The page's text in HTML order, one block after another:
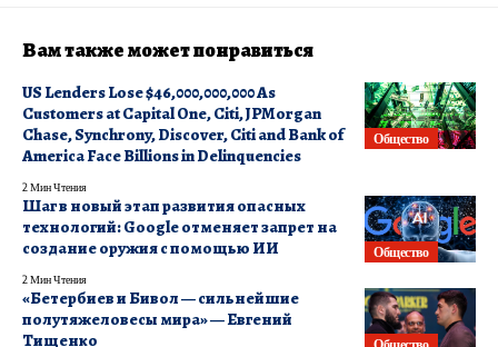
Вам также может понравиться
Общество
US Lenders Lose $46,000,000,000 As
Customers at Capital One, Citi, JPMorgan
Chase, Synchrony, Discover, Citi and Bank of
America Face Billions in Delinquencies
2 Мин Чтения
Общество
Шаг в новый этап развития опасных
технологий: Google отменяет запрет на
создание оружия с помощью ИИ
2 Мин Чтения
«Бетербиев и Бивол — сильнейшие
полутяжеловесы мира» — Евгений
Тищенко